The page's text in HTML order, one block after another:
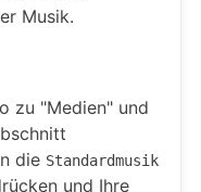
Musik.
zu "Medien" und
die Standardmusik
und Ihre